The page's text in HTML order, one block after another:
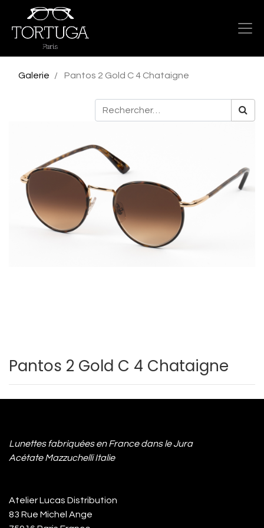
Galerie Pantos 2 Gold C 4 Chataigne
Pantos 2 Gold C 4 Chataigne
Lunettes fabriquées en France dans le Jura
Acétate Mazzuchelli Italie
Atelier Lucas Distribution
83 Rue Michel Ange